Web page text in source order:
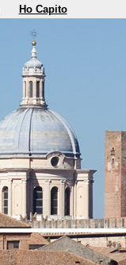
Ho Capito